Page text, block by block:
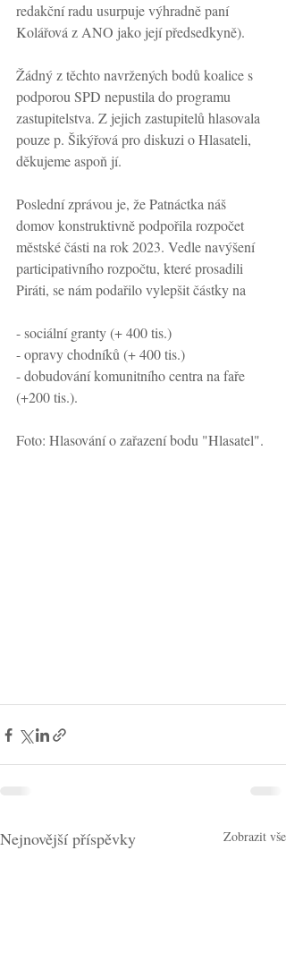
redakční radu usurpuje výhradně paní
Kolářová z ANO jako její předsedkyně).
Žádný z těchto navržených bodů koalice s
podporou SPD nepustila do programu
zastupitelstva. Z jejich zastupitelů hlasovala
pouze p. Šikýřová pro diskuzi o Hlasateli,
děkujeme aspoň jí.
Poslední zprávou je, že Patnáctka náš
domov konstruktivně podpořila rozpočet
městské části na rok 2023. Vedle navýšení
participativního rozpočtu, které prosadili
Piráti, se nám podařilo vylepšit částky na
- sociální granty (+ 400 tis.)
- opravy chodníků (+ 400 tis.)
- dobudování komunitního centra na faře
(+200 tis.).
Foto: Hlasování o zařazení bodu "Hlasatel".
Nejnovější příspěvky Zobrazit vše